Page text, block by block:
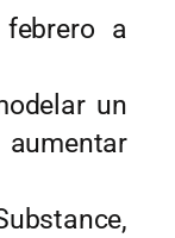
a
un